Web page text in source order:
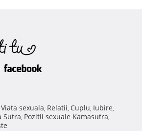
Viata sexuala, Relatii, Cuplu, Iubire,
Sutra, Pozitii sexuale Kamasutra,